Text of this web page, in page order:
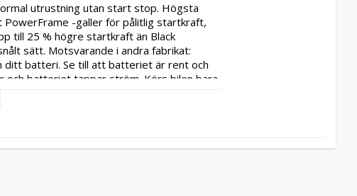
utrustning utan start stop. Högsta
-galler för pålitlig startkraft,
till 25 % högre startkraft än Black
sätt. Motsvarande i andra fabrikat:
ditt batteri. Se till att batteriet är rent och
batteriet tappar ström. Körs bilen bara
laddning med extern laddare
om spänningen i batteriet går under
längre sträckor så rekommenderar vi